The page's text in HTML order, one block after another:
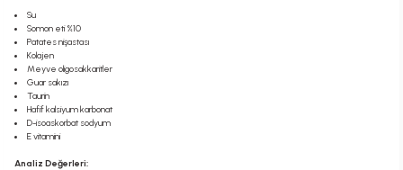
Su
Somon eti %10
Patates nişastası
Kolajen
Meyve oligosakkaritler
Guar sakızı
Taurin
Hafif kalsiyum karbonat
D-isoaskorbat sodyum
E vitamini
Analiz Değerleri: